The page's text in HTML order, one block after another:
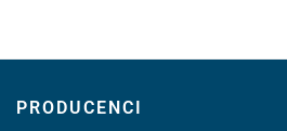
PRODUCENCI